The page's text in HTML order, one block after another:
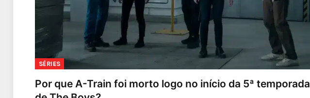
SÉRIES
Por que A-Train foi morto logo no início da 5ª temporada